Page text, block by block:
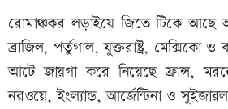
রোমাঞ্চকর লড়াইয়ে জিতে টিকে আছে
ব্রাজিল, পর্তুগাল, যুক্তরাষ্ট্র, মেক্সিকো
আটে জায়গা করে নিয়েছে ফ্রান্স,
নরওয়ে, ইংল্যান্ড, আর্জেন্টিনা ও